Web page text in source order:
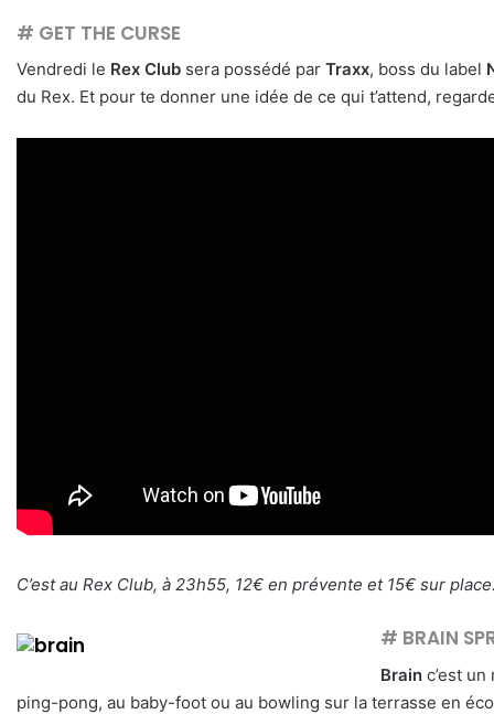
# GET THE CURSE
Vendredi le Rex Club sera possédé par Traxx, boss du label
du Rex. Et pour te donner une idée de ce qui t’attend,
C’est au Rex Club, à 23h55, 12€ en prévente et 15€ sur
# BRAIN
Brainc’est un
ping-pong, au baby-foot ou au bowling sur la terrasse en